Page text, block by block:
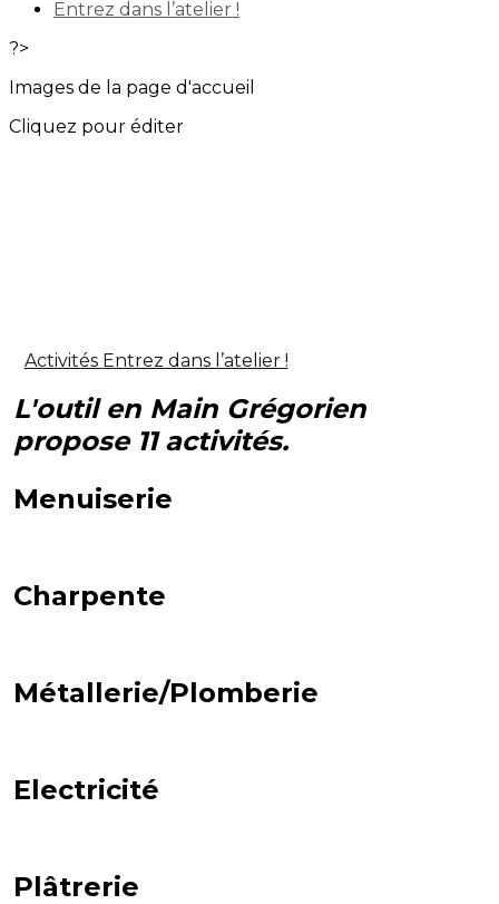
Entrez dans l’atelier !
?>
Images de la page d'accueil
Cliquez pour éditer
Activités Entrez dans l’atelier !
L'outil en Main Grégorien
propose 11 activités.
Menuiserie
Charpente
Métallerie/Plomberie
Electricité
Plâtrerie